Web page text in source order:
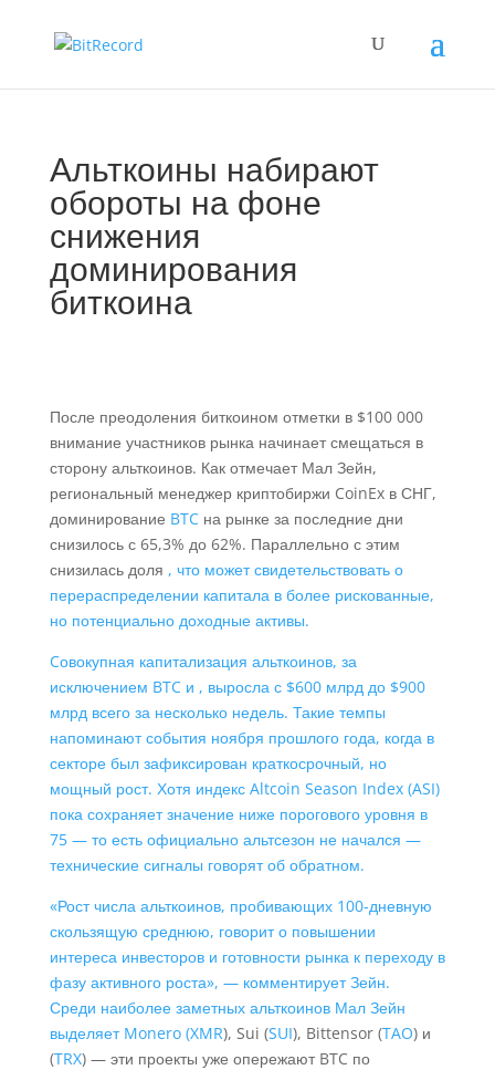
Альткоины набирают
обороты на фоне
снижения
доминирования
биткоина
После преодоления биткоином отметки в $100 000
внимание участников рынка начинает смещаться в
сторону альткоинов. Как отмечает Мал Зейн,
региональный менеджер криптобиржи CoinEx в СНГ,
доминирование BTCна рынке за последние дни
снизилось с 65,3% до 62%. Параллельно с этим
снизилась доля , что может свидетельствовать о
перераспределении капитала в более рискованные,
но потенциально доходные активы.
Cовокупная капитализация альткоинов, за
исключением BTC и , выросла с $600 млрд до $900
млрд всего за несколько недель. Такие темпы
напоминают события ноября прошлого года, когда в
секторе был зафиксирован краткосрочный, но
мощный рост. Хотя индекс Altcoin Season Index (ASI)
пока сохраняет значение ниже порогового уровня в
75 — то есть официально альтсезон не начался —
технические сигналы говорят об обратном.
«Рост числа альткоинов, пробивающих 100-дневную
скользящую среднюю, говорит о повышении
интереса инвесторов и готовности рынка к переходу в
фазу активного роста», — комментирует Зейн.
Среди наиболее заметных альткоинов Мал Зейн
выделяет Monero (XMR), Sui (SUI), Bittensor (TAO) и
(TRX) — эти проекты уже опережают BTC по